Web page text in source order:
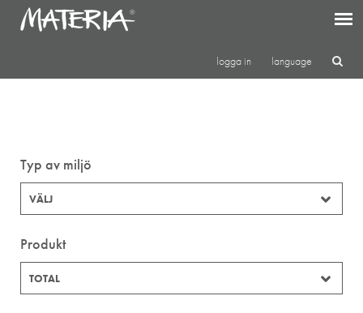
logga in language
Typ av miljö
VÄLJ
Produkt
TOTAL